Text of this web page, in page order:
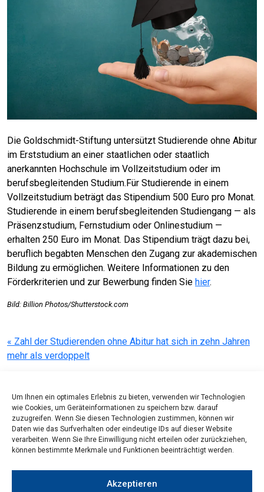
Um Ihnen ein optimales Erlebnis zu bieten, verwenden wir Technologien
wie Cookies, um Geräteinformationen zu speichern bzw. darauf
zuzugreifen. Wenn Sie diesen Technologien zustimmen, können wir
Daten wie das Surfverhalten oder eindeutige IDs auf dieser Website
verarbeiten. Wenn Sie Ihre Einwilligung nicht erteilen oder zurückziehen,
können bestimmte Merkmale und Funktionen beeinträchtigt werden.
Akzeptieren
Die Goldschmidt-Stiftung untersützt Studierende ohne Abitur
im Erststudium an einer staatlichen oder staatlich
anerkannten Hochschule im Vollzeitstudium oder im
berufsbegleitenden Studium.Für Studierende in einem
Vollzeitstudium beträgt das Stipendium 500 Euro pro Monat.
Studierende in einem berufsbegleitenden Studiengang — als
Präsenzstudium, Fernstudium oder Onlinestudium —
erhalten 250 Euro im Monat. Das Stipendium trägt dazu bei,
beruflich begabten Menschen den Zugang zur akademischen
Bildung zu ermöglichen. Weitere Informationen zu den
Förderkriterien und zur Bewerbung finden Sie hier.
Bild: Billion Photos/Shutterstock.com
Beitragsnavigation
« Zahl der Studierenden ohne Abitur hat sich in zehn Jahren
mehr als verdoppelt
Informationsangebot zur Anrechnung und Anerkennung »